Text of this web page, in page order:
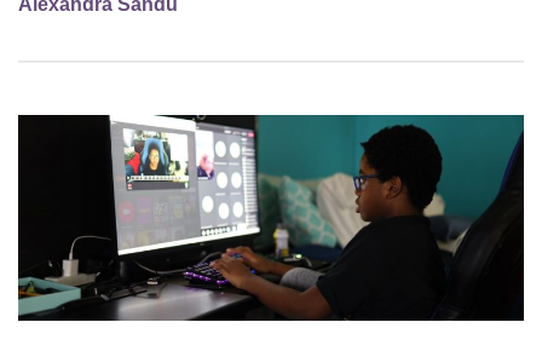
Alexandra Sandu